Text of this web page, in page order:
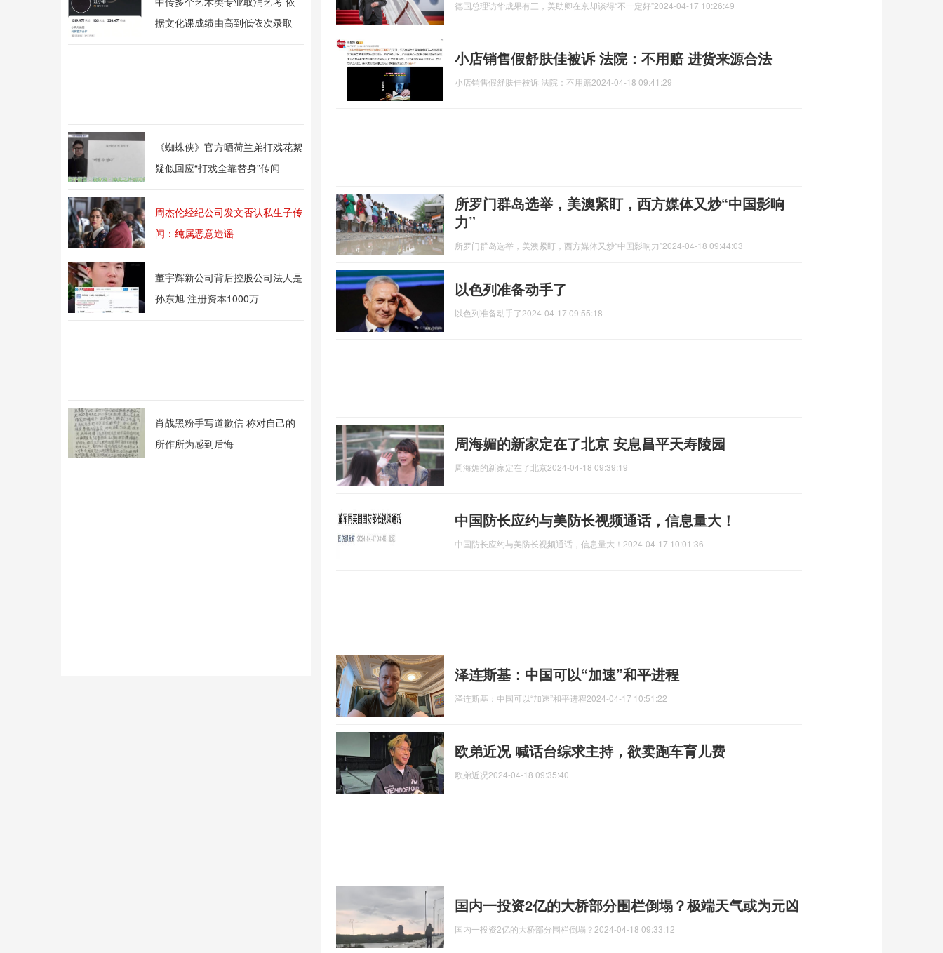
据文化课成绩由高到低依次录取
《蜘蛛侠》官方晒荷兰弟打戏花絮
疑似回应“打戏全靠替身”传闻
周杰伦经纪公司发文否认私生子传
闻：纯属恶意造谣
董宇辉新公司背后控股公司法人是
孙东旭 注册资本1000万
肖战黑粉手写道歉信 称对自己的
所作所为感到后悔
德国总理访华成果有三，美助卿在京却谈得“不一定好”2024-04-17 10:26:49
小店销售假舒肤佳被诉 法院：不用赔 进货来源合法
小店销售假舒肤佳被诉 法院：不用赔2024-04-18 09:41:29
所罗门群岛选举，美澳紧盯，西方媒体又炒“中国影响
力”
所罗门群岛选举，美澳紧盯，西方媒体又炒“中国影响力”2024-04-18 09:44:03
以色列准备动手了
以色列准备动手了2024-04-17 09:55:18
周海媚的新家定在了北京 安息昌平天寿陵园
周海媚的新家定在了北京2024-04-18 09:39:19
中国防长应约与美防长视频通话，信息量大！
中国防长应约与美防长视频通话，信息量大！ 2024-04-17 10:01:36
泽连斯基：中国可以“加速”和平进程
泽连斯基：中国可以“加速”和平进程2024-04-17 10:51:22
欧弟近况 喊话台综求主持，欲卖跑车育儿费
欧弟近况2024-04-18 09:35:40
国内一投资2亿的大桥部分围栏倒塌？极端天气或为元凶
国内一投资2亿的大桥部分围栏倒塌？ 2024-04-18 09:33:12